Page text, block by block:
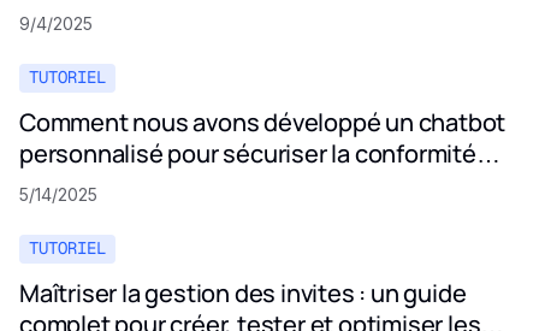
9/4/2025
TUTORIEL
Comment nous avons développé un chatbot
personnalisé pour sécuriser la conformité
aux politiques de confidentialité
5/14/2025
TUTORIEL
Maîtriser la gestion des invites : un guide
complet pour créer, tester et optimiser les